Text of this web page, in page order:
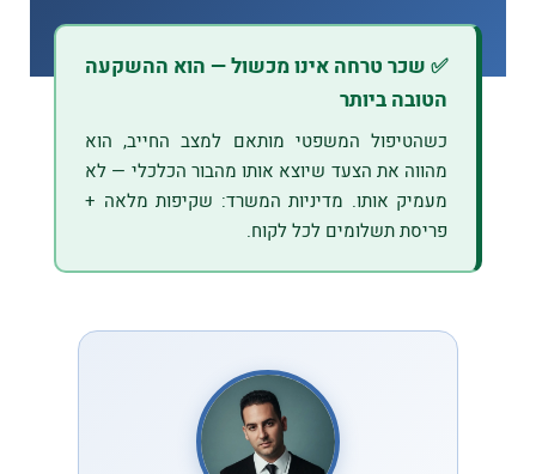
✅ שכר טרחה אינו מכשול — הוא ההשקעה
הטובה ביותר
כשהטיפול המשפטי מותאם למצב החייב, הוא
מהווה את הצעד שיוצא אותו מהבור הכלכלי — לא
מעמיק אותו. מדיניות המשרד: שקיפות מלאה +
פריסת תשלומים לכל לקוח.